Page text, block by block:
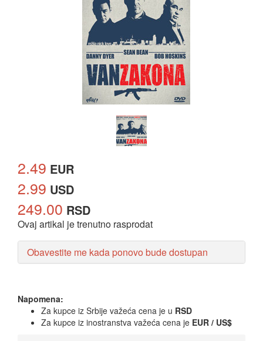
2.49 EUR
2.99 USD
249.00 RSD
Ovaj artikal je trenutno rasprodat
Obavestite me kada ponovo bude dostupan
Napomena:
Za kupce iz Srbije važeća cena je u RSD
Za kupce iz inostranstva važeća cena je EUR / US$